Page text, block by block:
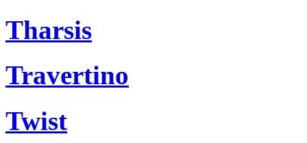
Tharsis
Travertino
Twist